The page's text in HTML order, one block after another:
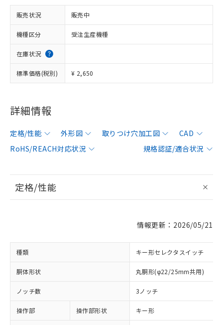
販売状況 販売中
機種区分 受注生産機種
在庫状況
標準価格(税別) ¥ 2,650
詳細情報
定格/性能 外形図 取りつけ穴加工図
CAD
RoHS/REACH対応状況
規格認証/適合状況
定格/性能
情報更新：2026/05/21
種類 キー形セレクタスイッチ
胴体形状 丸胴形(φ22/25mm共用)
ノッチ数 3ノッチ
操作部 操作部形状 キー形